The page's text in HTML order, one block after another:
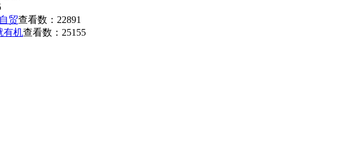
贸查看数：22891
有机查看数：25155